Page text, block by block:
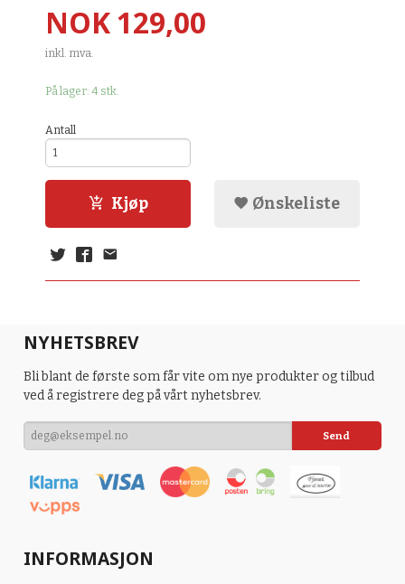
Pris
NOK129,00
inkl. mva.
På lager: 4 stk.
Antall
Kjøp Ønskeliste
NYHETSBREV
Bli blant de første som får vite om nye produkter og tilbud
ved å registrere deg på vårt nyhetsbrev.
INFORMASJON